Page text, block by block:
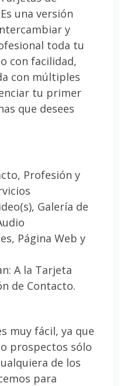
una versión
y
toda tu
con facilidad,
con múltiples
tu primer
que desees
Profesión y
Galería de
Página Web y
A la Tarjeta
de Contacto.
muy fácil, ya que
prospectos sólo
de los
para